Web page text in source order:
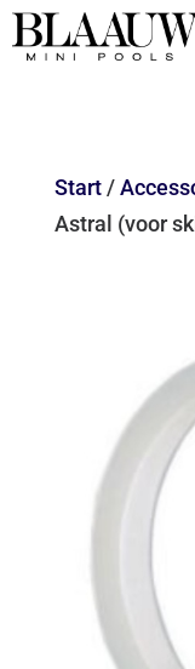
Start/
Astral (voor